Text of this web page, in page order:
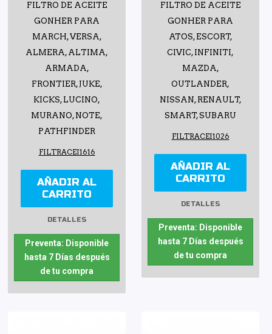
FILTRO DE ACEITE
GONHER PARA
MARCH, VERSA,
ALMERA, ALTIMA,
ARMADA,
FRONTIER, JUKE,
KICKS, LUCINO,
MURANO, NOTE,
PATHFINDER
FILTRACEI1616
AÑADIR AL
CARRITO
DETALLES
Preventa: Disponible
hasta 7 Días después
de tu compra
FILTRO DE ACEITE
GONHER PARA
ATOS, ESCORT,
CIVIC, INFINITI,
MAZDA,
OUTLANDER,
NISSAN, RENAULT,
SMART, SUBARU
FILTRACEI1026
AÑADIR AL
CARRITO
DETALLES
Preventa: Disponible
hasta 7 Días después
de tu compra